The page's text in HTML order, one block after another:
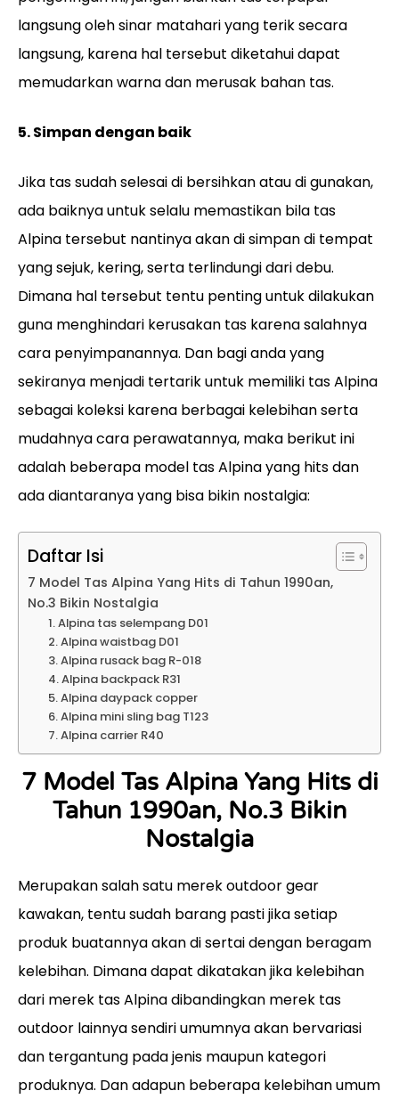
langsung oleh sinar matahari yang terik secara
langsung, karena hal tersebut diketahui dapat
memudarkan warna dan merusak bahan tas.
5. Simpan dengan baik
Jika tas sudah selesai di bersihkan atau di gunakan,
ada baiknya untuk selalu memastikan bila tas
Alpina tersebut nantinya akan di simpan di tempat
yang sejuk, kering, serta terlindungi dari debu.
Dimana hal tersebut tentu penting untuk dilakukan
guna menghindari kerusakan tas karena salahnya
cara penyimpanannya. Dan bagi anda yang
sekiranya menjadi tertarik untuk memiliki tas Alpina
sebagai koleksi karena berbagai kelebihan serta
mudahnya cara perawatannya, maka berikut ini
adalah beberapa model tas Alpina yang hits dan
ada diantaranya yang bisa bikin nostalgia:
Daftar Isi
7 Model Tas Alpina Yang Hits di Tahun 1990an,
No.3 Bikin Nostalgia
1. Alpina tas selempang D01
2. Alpina waistbag D01
3. Alpina rusack bag R-018
4. Alpina backpack R31
5. Alpina daypack copper
6. Alpina mini sling bag T123
7. Alpina carrier R40
7 Model Tas Alpina Yang Hits di
Tahun 1990an, No.3 Bikin
Nostalgia
Merupakan salah satu merek outdoor gear
kawakan, tentu sudah barang pasti jika setiap
produk buatannya akan di sertai dengan beragam
kelebihan. Dimana dapat dikatakan jika kelebihan
dari merek tas Alpina dibandingkan merek tas
outdoor lainnya sendiri umumnya akan bervariasi
dan tergantung pada jenis maupun kategori
produknya. Dan adapun beberapa kelebihan umum